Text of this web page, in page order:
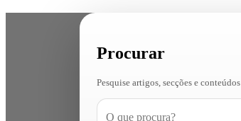
Procurar
Pesquise artigos, secções e conteúdos